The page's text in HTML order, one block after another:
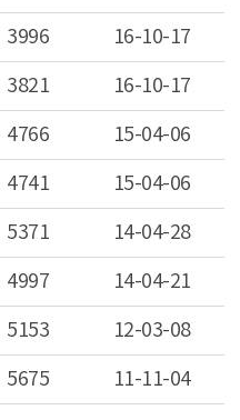
3996 16-10-17
3821 16-10-17
4766 15-04-06
4741 15-04-06
5371 14-04-28
4997 14-04-21
5153 12-03-08
5675 11-11-04